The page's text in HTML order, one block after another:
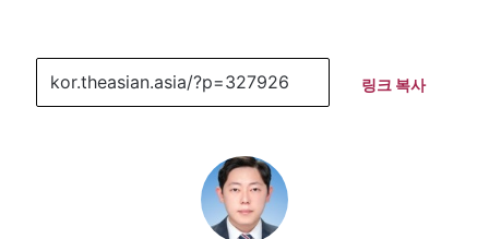
링크 복사